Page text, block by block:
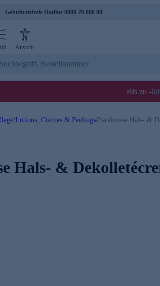
Gebührenfreie Hotline 0800 29 888 88
Ansicht
Bis zu -
/Lotions, Cremes & Peelings/ Parakresse Hals- &
Hals- &